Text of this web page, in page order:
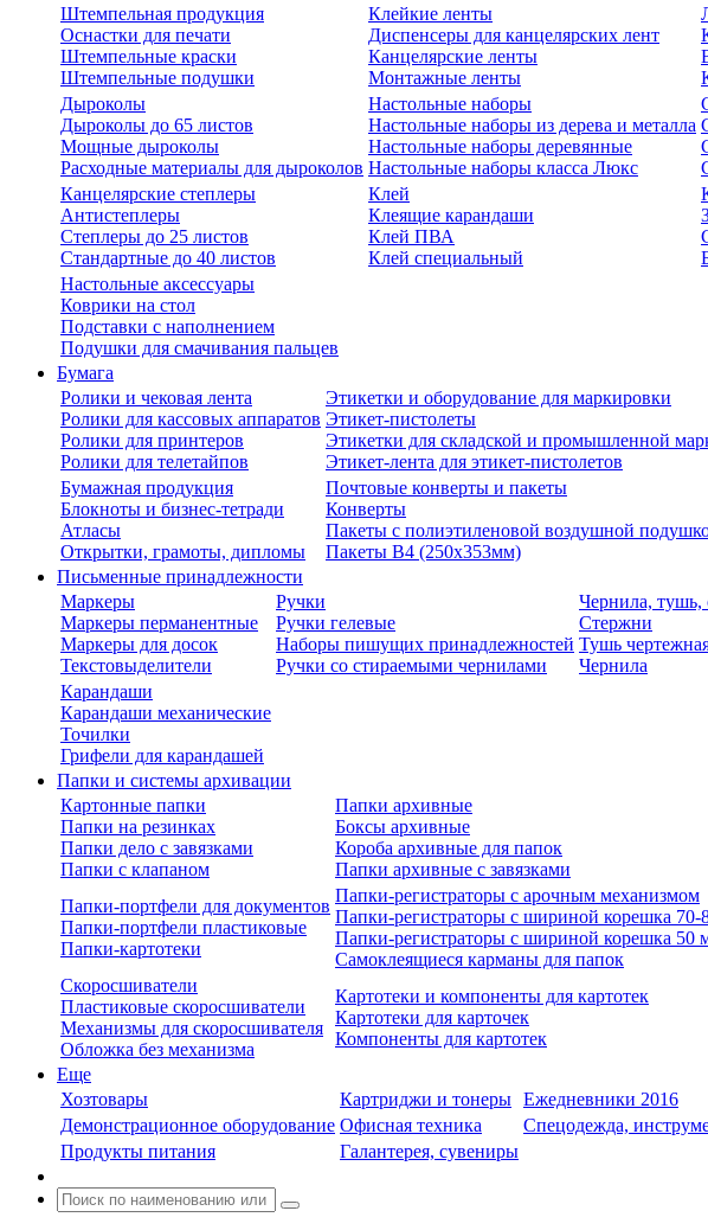
Штемпельная продукция
Оснастки для печати
Штемпельные краски
Штемпельные подушки
Клейкие ленты
Диспенсеры для канцелярских лент
Канцелярские ленты
Монтажные ленты
Дыроколы
Дыроколы до 65 листов
Мощные дыроколы
Расходные материалы для дыроколов
Настольные наборы
Настольные наборы из дерева и металла
Настольные наборы деревянные
Настольные наборы класса Люкс
Канцелярские степлеры
Антистеплеры
Степлеры до 25 листов
Стандартные до 40 листов
Клей
Клеящие карандаши
Клей ПВА
Клей специальный
Настольные аксессуары
Коврики на стол
Подставки с наполнением
Подушки для смачивания пальцев
Бумага
Ролики и чековая лента
Ролики для кассовых аппаратов
Ролики для принтеров
Ролики для телетайпов
Этикетки и оборудование для маркировки
Этикет-пистолеты
Этикетки для складской и промышленной
Этикет-лента для этикет-пистолетов
Бумажная продукция
Блокноты и бизнес-тетради
Атласы
Открытки, грамоты, дипломы
Почтовые конверты и пакеты
Конверты
Пакеты с полиэтиленовой воздушной
Пакеты В4 (250х353мм)
Письменные принадлежности
Маркеры
Маркеры перманентные
Маркеры для досок
Текстовыделители
Ручки
Ручки гелевые
Наборы пишущих принадлежностей
Ручки со стираемыми чернилами
Чернила, тушь,
Стержни
Тушь
Чернила
Карандаши
Карандаши механические
Точилки
Грифели для карандашей
Папки и системы архивации
Картонные папки
Папки на резинках
Папки дело с завязками
Папки с клапаном
Папки архивные
Боксы архивные
Короба архивные для папок
Папки архивные с завязками
Папки-портфели для документов
Папки-портфели пластиковые
Папки-картотеки
Папки-регистраторы с арочным механизмом
Папки-регистраторы с шириной корешка 70-
Папки-регистраторы с шириной корешка 50
Самоклеящиеся карманы для папок
Скоросшиватели
Пластиковые скоросшиватели
Механизмы для скоросшивателя
Обложка без механизма
Картотеки и компоненты для картотек
Картотеки для карточек
Компоненты для картотек
Еще
Хозтовары
Картриджи и тонеры Ежедневники 2016
Демонстрационное оборудование Офисная техника Спецодежда,
Продукты питания
Галантерея, сувениры